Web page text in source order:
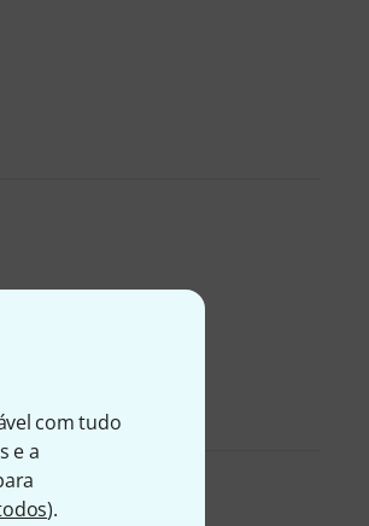
com tudo
e a
).